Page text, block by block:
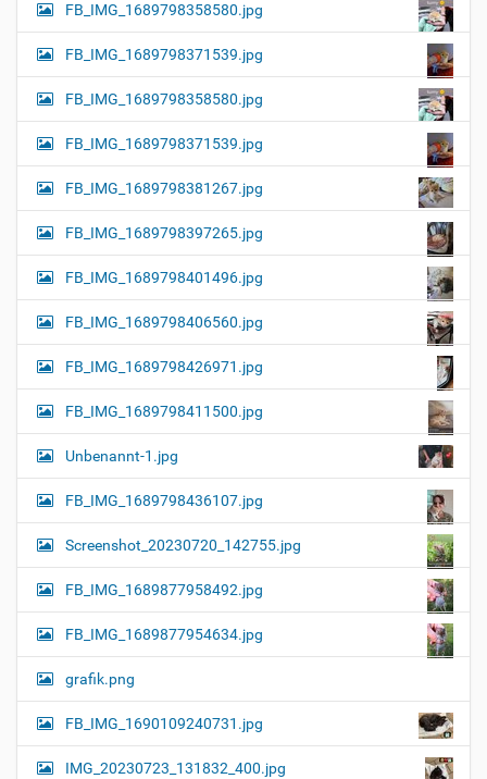
FB_IMG_1689798358580.jpg
FB_IMG_1689798371539.jpg
FB_IMG_1689798358580.jpg
FB_IMG_1689798371539.jpg
FB_IMG_1689798381267.jpg
FB_IMG_1689798397265.jpg
FB_IMG_1689798401496.jpg
FB_IMG_1689798406560.jpg
FB_IMG_1689798426971.jpg
FB_IMG_1689798411500.jpg
Unbenannt-1.jpg
FB_IMG_1689798436107.jpg
Screenshot_20230720_142755.jpg
FB_IMG_1689877958492.jpg
FB_IMG_1689877954634.jpg
grafik.png
FB_IMG_1690109240731.jpg
IMG_20230723_131832_400.jpg